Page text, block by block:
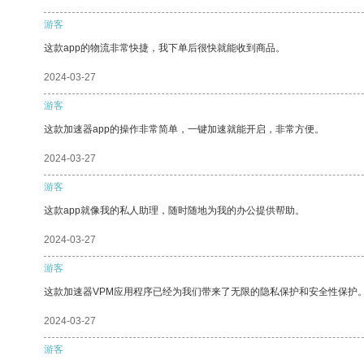
游客
这款app的物流非常快捷，我下单后很快就能收到商品。
2024-03-27
游客
这款加速器app的操作非常简单，一键加速就能开启，非常方便。
2024-03-27
游客
这款app就像我的私人助理，随时随地为我的办公提供帮助。
2024-03-27
游客
这款加速器VPM应用程序已经为我们带来了无限的隐私保护和安全性保护
2024-03-27
游客